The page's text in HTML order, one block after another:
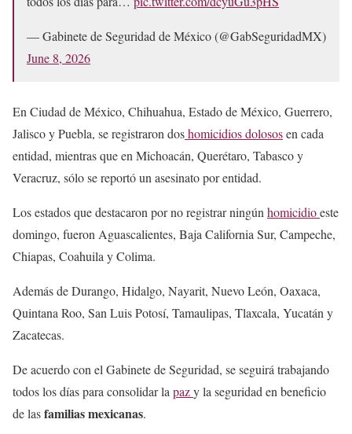
— Gabinete de Seguridad de México (@GabSeguridadMX)
June 8, 2026
En Ciudad de México, Chihuahua, Estado de México, Guerrero,
Jalisco y Puebla, se registraron doshomicidios dolososen cada
entidad, mientras que en Michoacán, Querétaro, Tabasco y
Veracruz, sólo se reportó un asesinato por entidad.
Los estados que destacaron por no registrar ningún homicidioeste
domingo, fueron Aguascalientes, Baja California Sur, Campeche,
Chiapas, Coahuila y Colima.
Además de Durango, Hidalgo, Nayarit, Nuevo León, Oaxaca,
Quintana Roo, San Luis Potosí, Tamaulipas, Tlaxcala, Yucatán y
Zacatecas.
De acuerdo con el Gabinete de Seguridad, se seguirá trabajando
todos los días para consolidar la pazy la seguridad en beneficio
de lasfamilias mexicanas.